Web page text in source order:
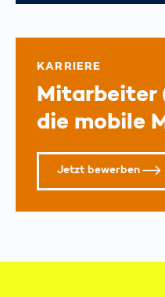
KARRIERE
Mitarbeiter
die mobile
Jetzt bewerben